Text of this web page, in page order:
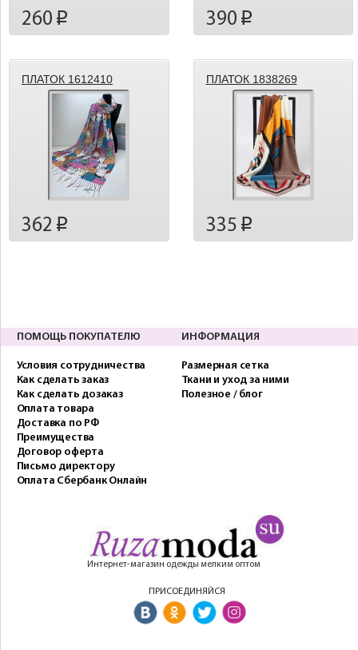
260 p 390 p
ПЛАТОК 1612410
362 p
ПЛАТОК 1838269
335 p
ПОМОЩЬ ПОКУПАТЕЛЮ
Условия сотрудничества
Как сделать заказ
Как сделать дозаказ
Оплата товара
Доставка по РФ
Преимущества
Договор оферта
Письмо директору
Оплата Сбербанк Онлайн
ИНФОРМАЦИЯ
Размерная сетка
Ткани и уход за ними
Полезное / блог
Интернет-магазин одежды мелким оптом
ПРИСОЕДИНЯЙСЯ